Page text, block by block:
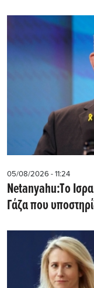
05/08/2026 - 11:24
Netanyahu:Tο
Γάζα που